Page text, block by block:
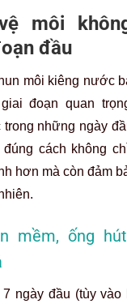
môi
đầu
môi kiêng nước
đoạn quan
những ngày
cách không
hơn mà còn đảm
mềm, ống
ngày đầu (tùy vào